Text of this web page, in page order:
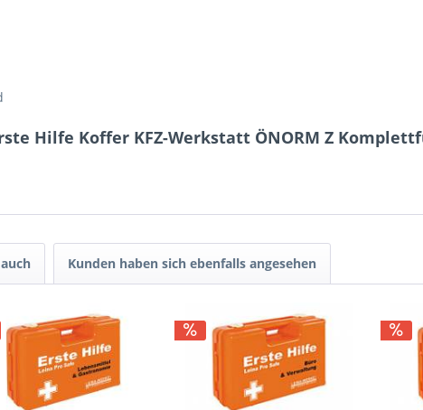
Hilfe Koffer KFZ-Werkstatt ÖNORM Z
Kunden haben sich ebenfalls angesehen